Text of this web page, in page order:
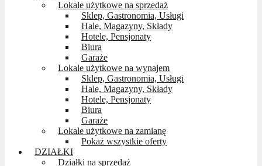
Lokale użytkowe na sprzedaż
Sklep, Gastronomia, Usługi
Hale, Magazyny, Składy
Hotele, Pensjonaty
Biura
Garaże
Lokale użytkowe na wynajem
Sklep, Gastronomia, Usługi
Hale, Magazyny, Składy
Hotele, Pensjonaty
Biura
Garaże
Lokale użytkowe na zamianę
Pokaż wszystkie oferty
DZIAŁKI
Działki na sprzedaż